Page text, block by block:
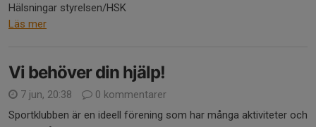
Hälsningar styrelsen/HSK
Läs mer
Vi behöver din hjälp!
7 jun, 20:38
0 kommentarer
Sportklubben är en ideell förening som har många aktiviteter och